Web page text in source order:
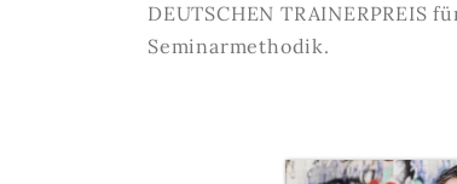
DEUTSCHEN TRAINERPREIS
Seminarmethodik.